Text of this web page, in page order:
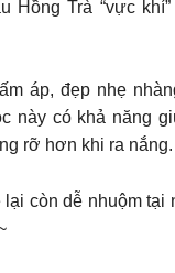
Hồng Trà “vực
áp, đẹp nhẹ
này có khả năng
rỡ hơn khi ra nắng.
còn dễ nhuộm tại